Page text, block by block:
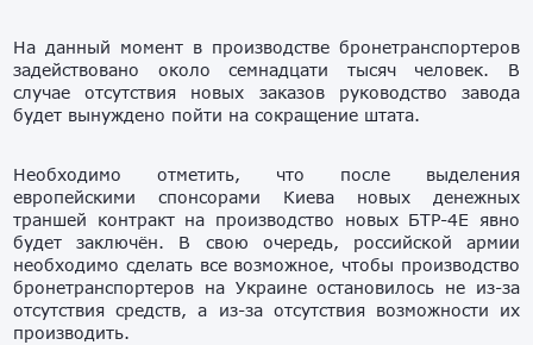
На данный момент в производстве бронетранспортеров
задействовано около семнадцати тысяч человек. В
случае отсутствия новых заказов руководство завода
будет вынуждено пойти на сокращение штата.
Необходимо отметить, что после выделения
европейскими спонсорами Киева новых денежных
траншей контракт на производство новых БТР-4Е явно
будет заключён. В свою очередь, российской армии
необходимо сделать все возможное, чтобы производство
бронетранспортеров на Украине остановилось не из-за
отсутствия средств, а из-за отсутствия возможности их
производить.